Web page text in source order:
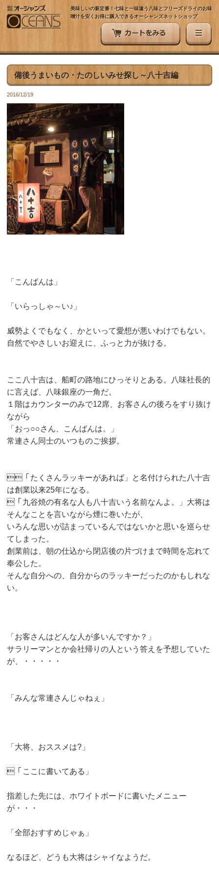
美味しいの新定番！七味と一味違う八味とフリーズドライのお味
噌汁を安くお得に購入できるオーシャンズネットショップ
備後うまいもの・たのしいみせ探し～八十吉編
2016/12/19
「こんばんは」
「いらっしゃ～い♪」
威勢よくでもなく、かといって愛想が悪いわけでもない。
自然でやさしいお迎えに、ふっと力が抜ける。
ここ八十吉は、船町の路地にひっそりとある。八味社長的
に言えば、八味銀座の一角だ。
１階はカウンターのみで12席、お客さんの後ろをすり抜け
ながら
「おっ○○さん、こんばんは。」
常連さん同士のいつものご挨拶。
「たくさんラッキーがあれば」と名付けられた八十吉
は創業以来25年になる。
「九谷焼の有名な人も八十吉いう名前なんよ。」大将は
そんなことを言いながら煙に巻いたが、
いろんな思いが詰まっているんではないかと思いを巡らせ
てしまった。
創業前は、朝の仕込から閉店後の片づけまで時間を忘れて
奉公した。
そんな自分への、自分からのラッキーだったのかもしれな
い。
「お客さんはどんな人が多いんですか？」
サラリーマンとか会社帰りの人という答えを予想していた
が、・・・・・
「みんな常連さんじゃねぇ」
「大将、おススメは?」
「ここに書いてある」
指差した先には、ホワイトボードに書いたメニュー
が・・・
「全部おすすめじゃぁ」
なるほど、どうも大将はシャイなようだ。